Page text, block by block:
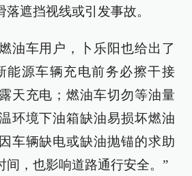
遮挡视线或引发事故。
油车用户，卜乐阳也给出了
能源车辆充电前务必擦干接
天充电；燃油车切勿等油量
环境下油箱缺油易损坏燃油
车辆缺电或缺油抛锚的求助
间，也影响道路通行安全。”